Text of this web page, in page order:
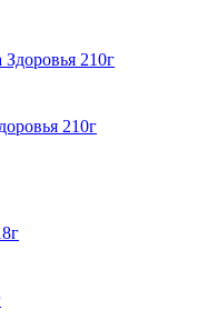
210г